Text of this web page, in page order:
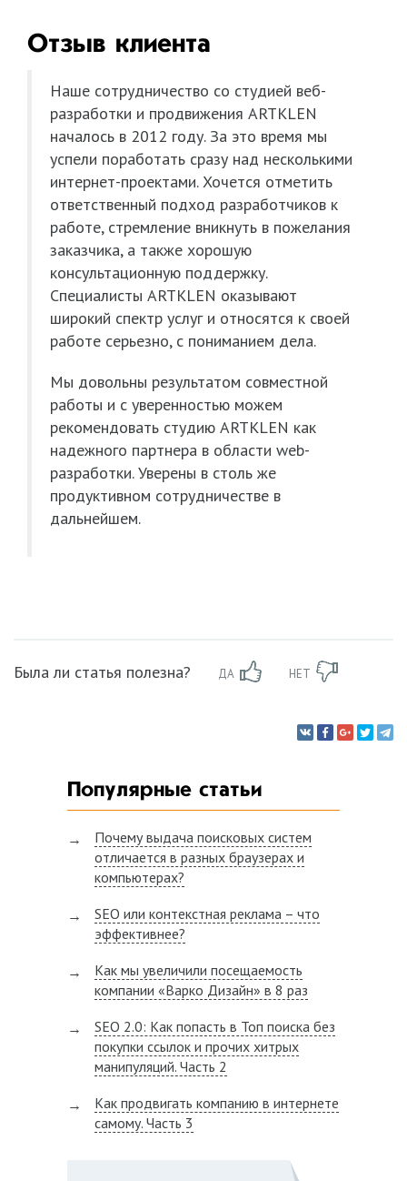
Отзыв клиента
Наше сотрудничество со студией веб-
разработки и продвижения ARTKLEN
началось в 2012 году. За это время мы
успели поработать сразу над несколькими
интернет-проектами. Хочется отметить
ответственный подход разработчиков к
работе, стремление вникнуть в пожелания
заказчика, а также хорошую
консультационную поддержку.
Специалисты ARTKLEN оказывают
широкий спектр услуг и относятся к своей
работе серьезно, с пониманием дела.
Мы довольны результатом совместной
работы и с уверенностью можем
рекомендовать студию ARTKLEN как
надежного партнера в области web-
разработки. Уверены в столь же
продуктивном сотрудничестве в
дальнейшем.
Была ли статья полезна? ДА НЕТ
Популярные статьи
Почему выдача поисковых систем
отличается в разных браузерах и
компьютерах?
SEO или контекстная реклама – что
эффективнее?
Как мы увеличили посещаемость
компании «Варко Дизайн» в 8 раз
SEO 2.0: Как попасть в Топ поиска без
покупки ссылок и прочих хитрых
манипуляций. Часть 2
Как продвигать компанию в интернете
самому. Часть 3